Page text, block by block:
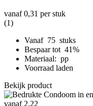
vanaf0,31 per stuk
(1)
Vanaf 75 stuks
Bespaar tot 41%
Materiaal: pp
Voorraad laden
Bekijk product